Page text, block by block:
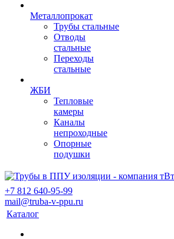
Металлопрокат
Трубы стальные
Отводы
стальные
Переходы
стальные
ЖБИ
Тепловые
камеры
Каналы
непроходные
Опорные
подушки
+7 812 640-95-99
mail@truba-v-ppu.ru
Каталог